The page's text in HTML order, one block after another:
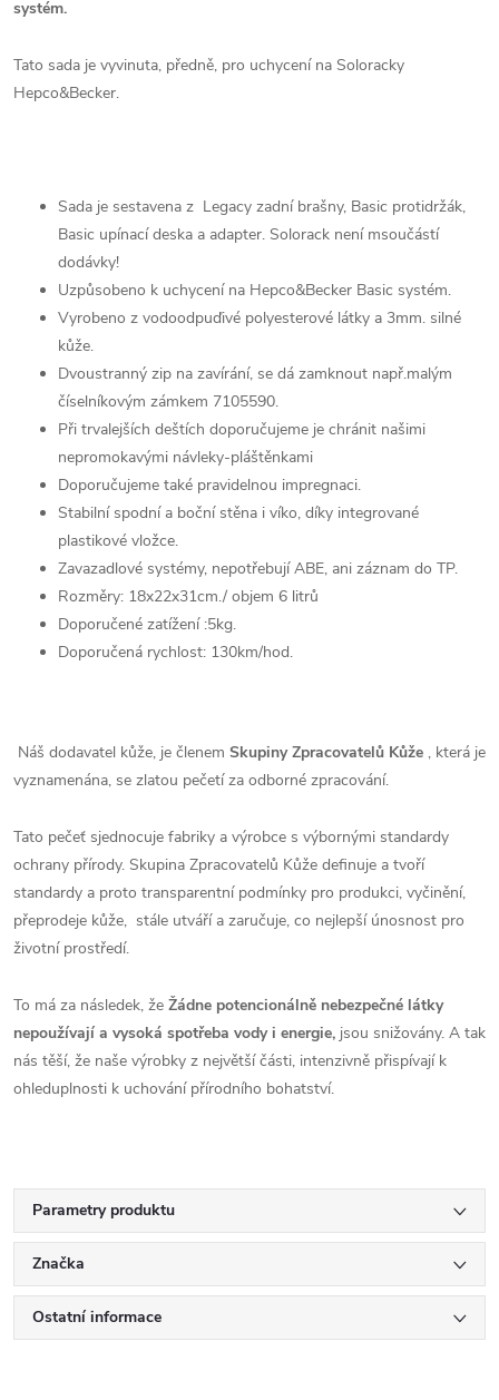
systém.
Tato sada je vyvinuta, předně, pro uchycení na Soloracky
Hepco&Becker.
Sada je sestavena z Legacy zadní brašny, Basic protidržák,
Basic upínací deska a adapter. Solorack není msoučástí
dodávky!
Uzpůsobeno k uchycení na Hepco&Becker Basic systém.
Vyrobeno z vodoodpuďivé polyesterové látky a 3mm. silné
kůže.
Dvoustranný zip na zavírání, se dá zamknout např.malým
číselníkovým zámkem 7105590.
Při trvalejších deštích doporučujeme je chránit našimi
nepromokavými návleky-pláštěnkami
Doporučujeme také pravidelnou impregnaci.
Stabilní spodní a boční stěna i víko, díky integrované
plastikové vložce.
Zavazadlové systémy, nepotřebují ABE, ani záznam do TP.
Rozměry: 18x22x31cm./ objem 6 litrů
Doporučené zatížení :5kg.
Doporučená rychlost: 130km/hod.
Náš dodavatel kůže, je členem Skupiny Zpracovatelů Kůže , která je
vyznamenána, se zlatou pečetí za odborné zpracování.
Tato pečeť sjednocuje fabriky a výrobce s výbornými standardy
ochrany přírody. Skupina Zpracovatelů Kůže definuje a tvoří
standardy a proto transparentní podmínky pro produkci, vyčinění,
přeprodeje kůže, stále utváří a zaručuje, co nejlepší únosnost pro
životní prostředí.
To má za následek, že Žádne potencionálně nebezpečné látky
nepoužívají a vysoká spotřeba vody i energie, jsou snižovány. A tak
nás těší, že naše výrobky z největší části, intenzivně přispívají k
ohleduplnosti k uchování přírodního bohatství.
Parametry produktu
Značka
Ostatní informace